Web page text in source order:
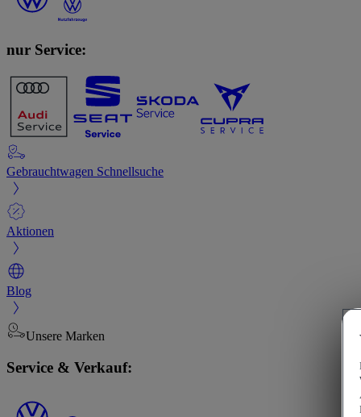
nur Service:
Gebrauchtwagen Schnellsuche
Aktionen
Blog
Unsere Marken
Service & Verkauf: